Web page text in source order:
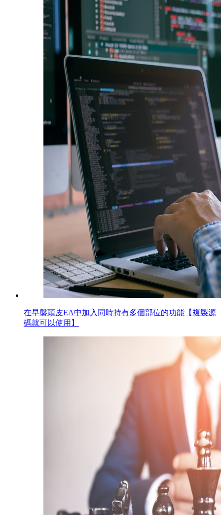
在早盤頭皮EA中加入同時持有多個部位的功能【複製源
碼就可以使用】